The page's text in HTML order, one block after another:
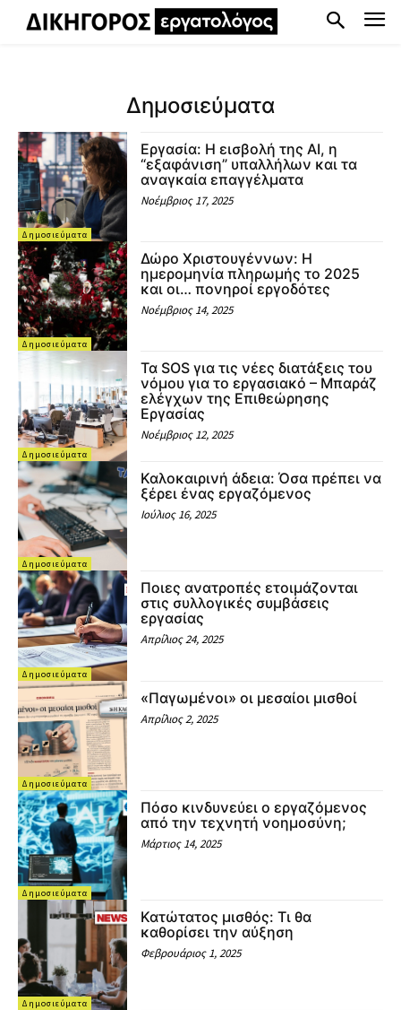
Δημοσιεύματα
Δημοσιεύματα
Εργασία: Η εισβολή της AI, η
“εξαφάνιση” υπαλλήλων και τα
αναγκαία επαγγέλματα
Νοέμβριος 17, 2025
Δημοσιεύματα
Δώρο Χριστουγέννων: Η
ημερομηνία πληρωμής το 2025
και οι… πονηροί εργοδότες
Νοέμβριος 14, 2025
Δημοσιεύματα
Τα SOS για τις νέες διατάξεις του
νόμου για το εργασιακό – Μπαράζ
ελέγχων της Επιθεώρησης
Εργασίας
Νοέμβριος 12, 2025
Δημοσιεύματα
Καλοκαιρινή άδεια: Όσα πρέπει να
ξέρει ένας εργαζόμενος
Ιούλιος 16, 2025
Δημοσιεύματα
Ποιες ανατροπές ετοιμάζονται
στις συλλογικές συμβάσεις
εργασίας
Απρίλιος 24, 2025
Δημοσιεύματα
«Παγωμένοι» οι μεσαίοι μισθοί
Απρίλιος 2, 2025
Δημοσιεύματα
Πόσο κινδυνεύει ο εργαζόμενος
από την τεχνητή νοημοσύνη;
Μάρτιος 14, 2025
Δημοσιεύματα
Κατώτατος μισθός: Τι θα
καθορίσει την αύξηση
Φεβρουάριος 1, 2025